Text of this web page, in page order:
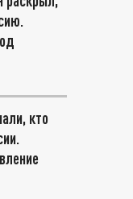
кто